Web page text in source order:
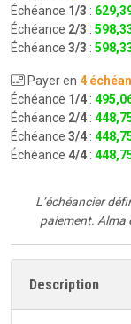
Échéance 1/3 : 629,
Échéance 2/3 : 598,
Échéance 3/3 : 598,
Payer en 4
Échéance 1/4 : 495,
Échéance 2/4 : 448,
Échéance 3/4 : 448,
Échéance 4/4 : 448,
L’échéancier
paiement. Alma
Description